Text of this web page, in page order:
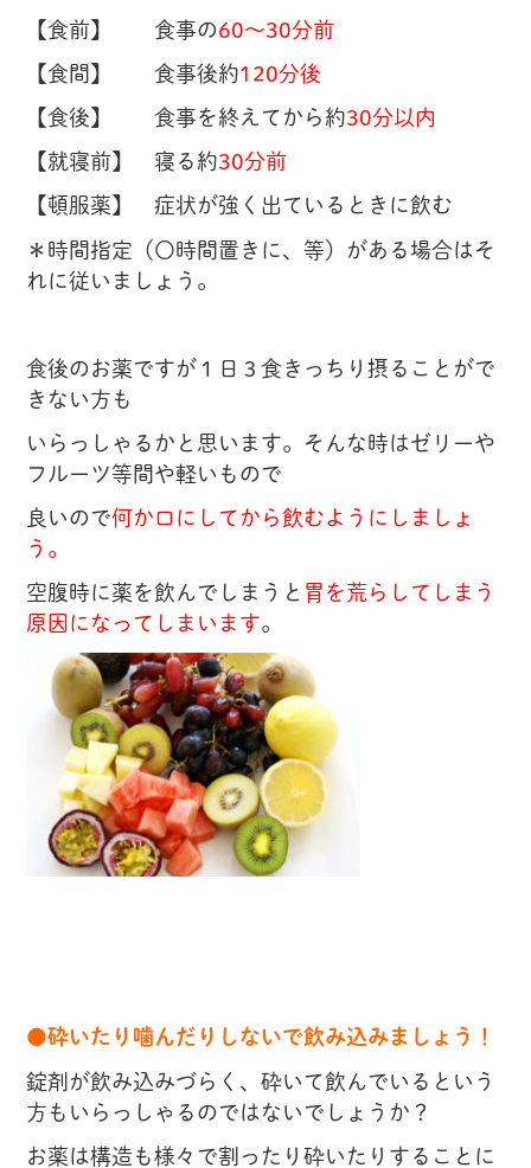
【食前】 食事の60〜30分前
【食間】 食事後約120分後
【食後】 食事を終えてから約30分以内
【就寝前】 寝る約30分前
【頓服薬】 症状が強く出ているときに飲む
＊時間指定（〇時間置きに、等）がある場合はそ
れに従いましょう。
食後のお薬ですが１日３食きっちり摂ることがで
きない方も
いらっしゃるかと思います。そんな時はゼリーや
フルーツ等間や軽いもので
良いので何か口にしてから飲むようにしましょ
う。
空腹時に薬を飲んでしまうと 胃を荒らしてしまう
原因になってしまいます。
●砕いたり噛んだりしないで飲み込みましょう！
錠剤が飲み込みづらく、砕いて飲んでいるという
方もいらっしゃるのではないでしょうか？
お薬は構造も様々で割ったり砕いたりすることに